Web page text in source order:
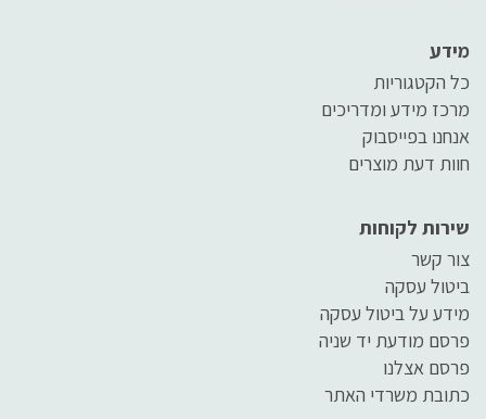
מידע
כל הקטגוריות
מרכז מידע ומדריכים
אנחנו בפייסבוק
חוות דעת מוצרים
שירות לקוחות
צור קשר
ביטול עסקה
מידע על ביטול עסקה
פרסם מודעת יד שניה
פרסם אצלנו
כתובת משרדי האתר